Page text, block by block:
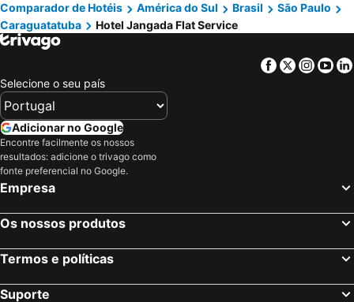
Comparador de Hotéis
América do Sul Brasil
São Paulo
Caraguatatuba
Hotel Jangada Flat Service
Facebook
Twitter
Selecione o seu país
Adicionar no Google
Encontre facilmente os nossos
resultados: adicione o trivago como
fonte preferencial no Google.
Empresa
Os nossos produtos
Termos e políticas
Suporte